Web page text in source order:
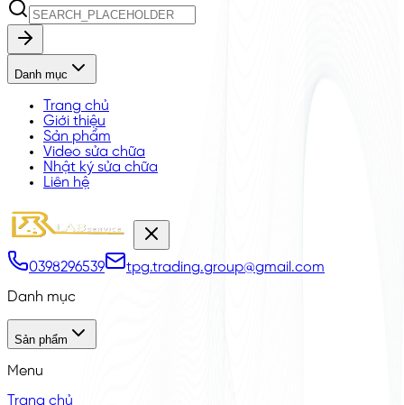
Danh mục
Trang chủ
Giới thiệu
Sản phẩm
Video sửa chữa
Nhật ký sửa chữa
Liên hệ
0398296539
tpg.trading.group@gmail.com
Danh mục
Sản phẩm
Menu
Trang chủ